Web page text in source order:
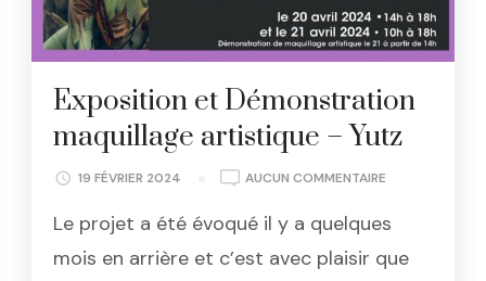
Exposition et Démonstration
maquillage artistique – Yutz
19 FÉVRIER 2024 AUCUN COMMENTAIRE
ARTISTIQUE
Le projet a été évoqué il y a quelques
mois en arrière et c’est avec plaisir que